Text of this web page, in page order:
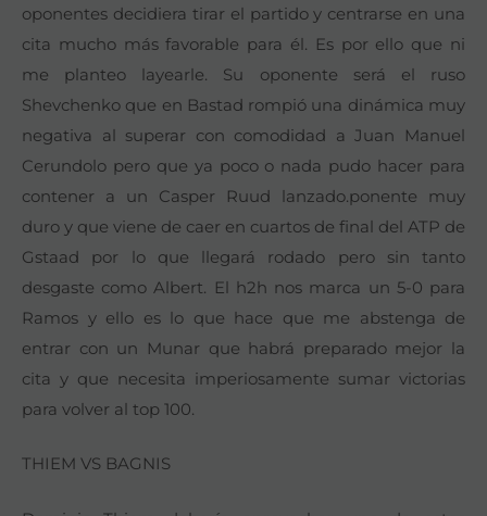
oponentes decidiera tirar el partido y centrarse en una
cita mucho más favorable para él. Es por ello que ni
me planteo layearle. Su oponente será el ruso
Shevchenko que en Bastad rompió una dinámica muy
negativa al superar con comodidad a Juan Manuel
Cerundolo pero que ya poco o nada pudo hacer para
contener a un Casper Ruud lanzado.ponente muy
duro y que viene de caer en cuartos de final del ATP de
Gstaad por lo que llegará rodado pero sin tanto
desgaste como Albert. El h2h nos marca un 5-0 para
Ramos y ello es lo que hace que me abstenga de
entrar con un Munar que habrá preparado mejor la
cita y que necesita imperiosamente sumar victorias
para volver al top 100.
THIEM VS BAGNIS